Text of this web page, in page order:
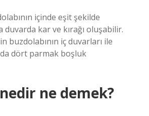
içinde eşit şekilde
duvarda kar ve kırağı oluşabilir.
buzdolabının iç duvarları ile
dört parmak boşluk
ne demek?